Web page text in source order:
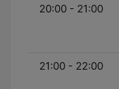
20:00 - 21:00
21:00 - 22:00